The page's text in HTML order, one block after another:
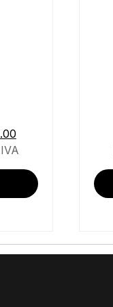
El
precio
actual
$12,850.00.